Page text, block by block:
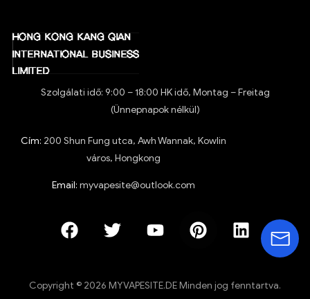
Szolgálati idő: 9:00 – 18:00 HK idő, Montag – Freitag
(Ünnepnapok nélkül)
Cím: 200 Shun Fung utca, Awh Wannak, Kowlin
város, Hongkong
Email: myvapesite@outlook.com
Copyright © 2026 MYVAPESITE.DE Minden jog fenntartva.